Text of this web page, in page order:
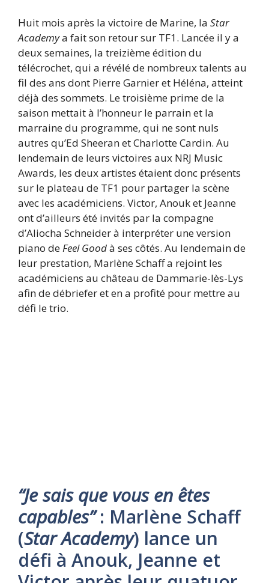
Huit mois après la victoire de Marine, la Star
Academya fait son retour sur TF1. Lancée il y a
deux semaines, la treizième édition du
télécrochet, qui a révélé de nombreux talents au
fil des ans dont Pierre Garnier et Héléna, atteint
déjà des sommets. Le troisième prime de la
saison mettait à l’honneur le parrain et la
marraine du programme, qui ne sont nuls
autres qu’Ed Sheeran et Charlotte Cardin. Au
lendemain de leurs victoires aux NRJ Music
Awards, les deux artistes étaient donc présents
sur le plateau de TF1 pour partager la scène
avec les académiciens. Victor, Anouk et Jeanne
ont d’ailleurs été invités par la compagne
d’Aliocha Schneider à interpréter une version
piano deFeel Goodà ses côtés. Au lendemain de
leur prestation, Marlène Schaff a rejoint les
académiciens au château de Dammarie-lès-Lys
afin de débriefer et en a profité pour mettre au
défi le trio.
“Je sais que vous en êtes
capables”: Marlène Schaff
(Star Academy) lance un
défi à Anouk, Jeanne et